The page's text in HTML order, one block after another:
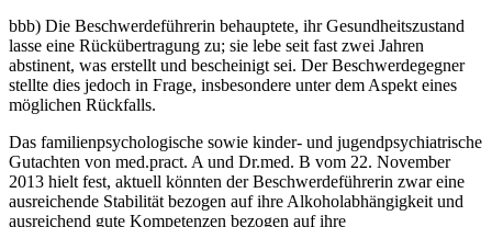
bbb) Die Beschwerdeführerin behauptete, ihr Gesundheitszustand
lasse eine Rückübertragung zu; sie lebe seit fast zwei Jahren
abstinent, was erstellt und bescheinigt sei. Der Beschwerdegegner
stellte dies jedoch in Frage, insbesondere unter dem Aspekt eines
möglichen Rückfalls.
Das familienpsychologische sowie kinder- und jugendpsychiatrische
Gutachten von med.pract. A und Dr.med. B vom 22. November
2013 hielt fest, aktuell könnten der Beschwerdeführerin zwar eine
ausreichende Stabilität bezogen auf ihre Alkoholabhängigkeit und
ausreichend gute Kompetenzen bezogen auf ihre